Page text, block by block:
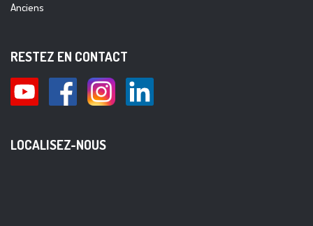
Anciens
RESTEZ EN CONTACT
LOCALISEZ-NOUS